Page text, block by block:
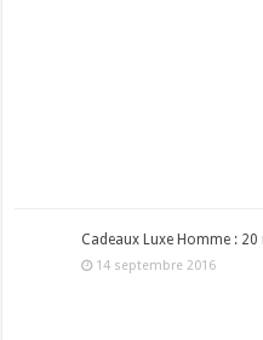
Cadeaux Luxe Homme :
14 septembre 2016